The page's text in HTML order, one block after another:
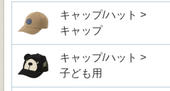
キャップ/ハット >
キャップ
キャップ/ハット >
子ども用